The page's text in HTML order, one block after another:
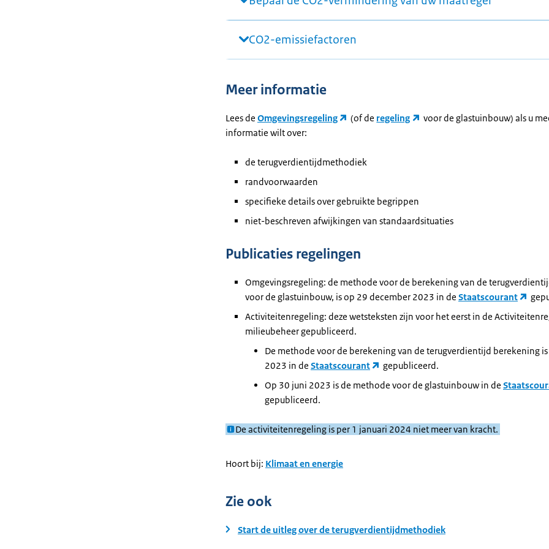
CO2-emissiefactoren
Meer informatie
Lees de Omgevingsregeling (of de regeling
voor de glastuinbouw) als u
informatie wilt over:
de terugverdientijdmethodiek
randvoorwaarden
specifieke details over gebruikte begrippen
niet-beschreven afwijkingen van standaardsituaties
Publicaties regelingen
Omgevingsregeling: de methode voor de berekening van de
voor de glastuinbouw, is op 29 december 2023 in de Staatscourant
Activiteitenregeling: deze wetsteksten zijn voor het eerst in de
milieubeheer gepubliceerd.
De methode voor de berekening van de terugverdientijd berekening
2023 in de Staatscourant
gepubliceerd.
Op 30 juni 2023 is de methode voor de glastuinbouw in de
gepubliceerd.
De activiteitenregeling is per 1 januari 2024 niet meer van kracht.
Hoort bij: Klimaat en energie
Zie ook
Start de uitleg over de terugverdientijdmethodiek